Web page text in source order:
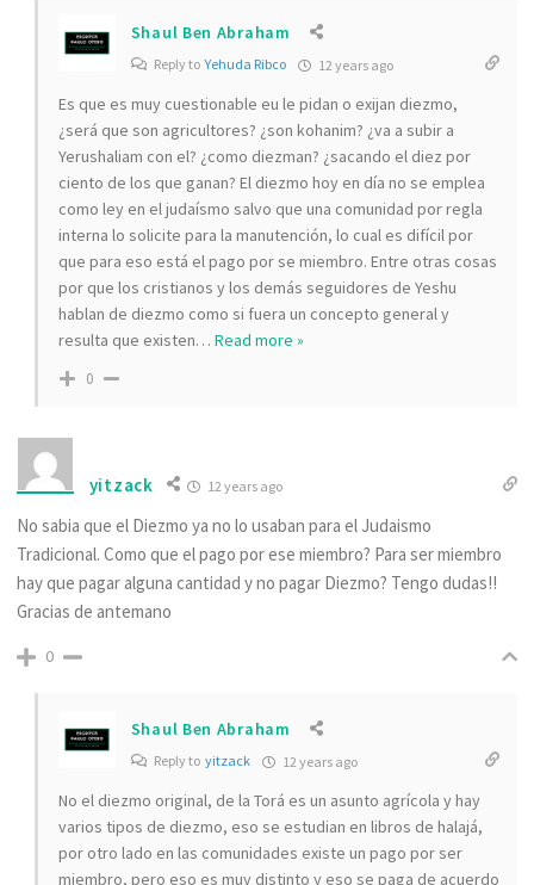
Shaul Ben Abraham
Reply toYehuda Ribco 12 years ago
Es que es muy cuestionable eu le pidan o exijan diezmo,
¿será que son agricultores? ¿son kohanim? ¿va a subir a
Yerushaliam con el? ¿como diezman? ¿sacando el diez por
ciento de los que ganan? El diezmo hoy en día no se emplea
como ley en el judaísmo salvo que una comunidad por regla
interna lo solicite para la manutención, lo cual es difícil por
que para eso está el pago por se miembro. Entre otras cosas
por que los cristianos y los demás seguidores de Yeshu
hablan de diezmo como si fuera un concepto general y
resulta que existen… Read more »
0
yitzack 12 years ago
No sabia que el Diezmo ya no lo usaban para el Judaismo
Tradicional. Como que el pago por ese miembro? Para ser miembro
hay que pagar alguna cantidad y no pagar Diezmo? Tengo dudas!!
Gracias de antemano
0
Shaul Ben Abraham
Reply to yitzack 12 years ago
No el diezmo original, de la Torá es un asunto agrícola y hay
varios tipos de diezmo, eso se estudian en libros de halajá,
por otro lado en las comunidades existe un pago por ser
miembro, pero eso es muy distinto y eso se paga de acuerdo